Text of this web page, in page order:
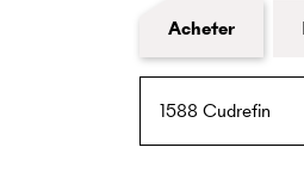
Formulaire
Acheter